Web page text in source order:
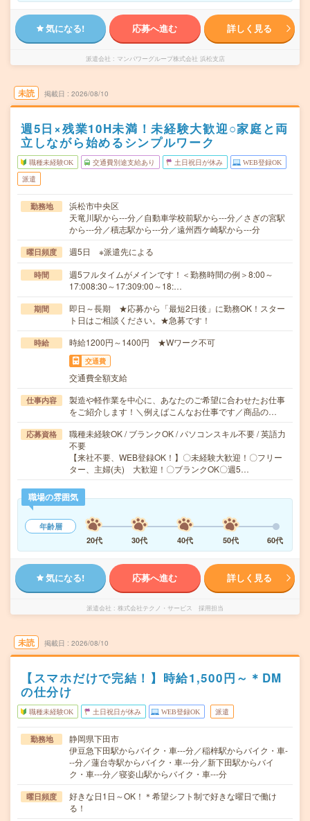
気になる! 応募へ進む 詳しく見る
派遣会社 マンパワーグループ株式会社 浜松支店
未読 掲載日 2026/08/10
週5日×残業10H未満！未経験大歓迎○家庭と両
立しながら始めるシンプルワーク
職種未経験OK 交通費別途支給あり 土日祝日が休み WEB登録OK
派遣
勤務地
浜松市中央区
天竜川駅から---分／自動車学校前駅から---分／さぎの宮駅
から---分／積志駅から---分／遠州西ケ崎駅から---分
曜日頻度 週5日 ※派遣先による
時間
週5フルタイムがメインです！＜勤務時間の例＞8:00～
17:008:30～17:309:00～18:…
期間
即日～長期 ★応募から「最短2日後」に勤務OK！スター
ト日はご相談ください。★急募です！
時給 時給1200円～1400円 ★Wワーク不可
交通費
交通費全額支給
仕事内容
製造や軽作業を中心に、あなたのご希望に合わせたお仕事
をご紹介します！＼例えばこんなお仕事です／商品の…
応募資格
職種未経験OK / ブランクOK / パソコンスキル不要 / 英語力
不要
【来社不要、WEB登録OK！】〇未経験大歓迎！〇フリー
ター、主婦(夫) 大歓迎！〇ブランクOK〇週5…
職場の雰囲気
年齢層
20代
30代 40代 50代 60代
気になる! 応募へ進む 詳しく見る
派遣会社 株式会社テクノ・サービス 採用担当
未読 掲載日 2026/08/10
【スマホだけで完結！】時給1,500円～＊DM
の仕分け
職種未経験OK 土日祝日が休み WEB登録OK 派遣
勤務地
静岡県下田市
伊豆急下田駅からバイク・車---分／稲梓駅からバイク・車-
--分／蓮台寺駅からバイク・車---分／新下田駅からバイ
ク・車---分／寝姿山駅からバイク・車---分
曜日頻度
好きな日1日～OK！＊希望シフト制で好きな曜日で働け
る！